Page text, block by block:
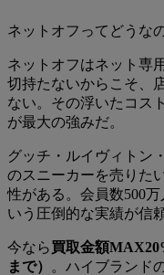
ネットオフってどうな
ネットオフはネット専
切持たないからこそ、
ない。その浮いたコス
が最大の強みだ。
グッチ・ルイヴィトン
のスニーカーを売りた
性がある。会員数500
いう圧倒的な実績が信
今なら買取金額
まで）
。ハイブランド